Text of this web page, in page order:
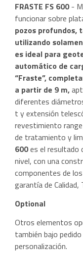
FRASTE FS 600-
funcionar sobre
pozos profundos,
utilizando
es ideal para
automático de
“Fraste”,
a partir de 9 m,
diferentes
t y extensión
revestimiento
de tratamiento y
600es el resultado
nivel, con una
componentes de
garantía de Calidad,
Optional
Otros elementos
también bajo
personalización.